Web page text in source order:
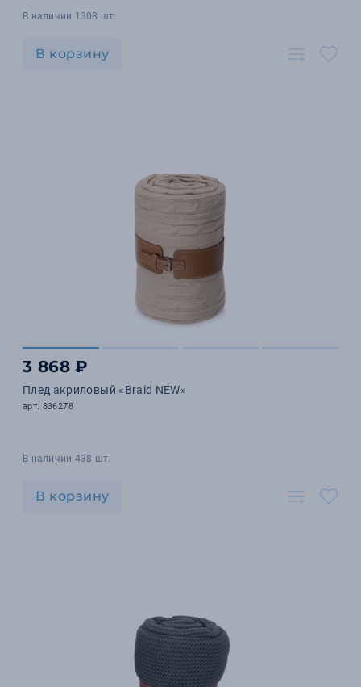
В наличии 1308 шт.
В корзину
3 868 ₽
Плед акриловый «Braid NEW»
арт. 836278
В наличии 438 шт.
В корзину